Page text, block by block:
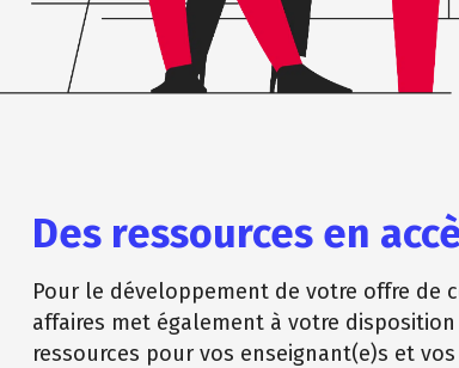
Des ressources en
Pour le développement de votre offre de
affaires met également à votre
ressources pour vos enseignant(e)s et